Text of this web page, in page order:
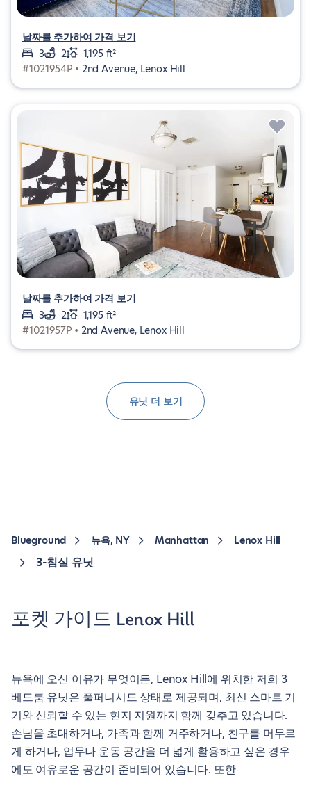
날짜를 추가하여 가격 보기
3
2
1,195 ft²
#1021954P • 2nd Avenue, Lenox Hill
날짜를 추가하여 가격 보기
3
2
1,195 ft²
#1021957P • 2nd Avenue, Lenox Hill
유닛 더 보기
Blueground 뉴욕, NY Manhattan Lenox Hill
3-침실 유닛
포켓 가이드 Lenox Hill
뉴욕에 오신 이유가 무엇이든, Lenox Hill에 위치한 저희 3
베드룸 유닛은 풀퍼니시드 상태로 제공되며, 최신 스마트 기
기와 신뢰할 수 있는 현지 지원까지 함께 갖추고 있습니다.
손님을 초대하거나, 가족과 함께 거주하거나, 친구를 머무르
게 하거나, 업무나 운동 공간을 더 넓게 활용하고 싶은 경우
에도 여유로운 공간이 준비되어 있습니다. 또한